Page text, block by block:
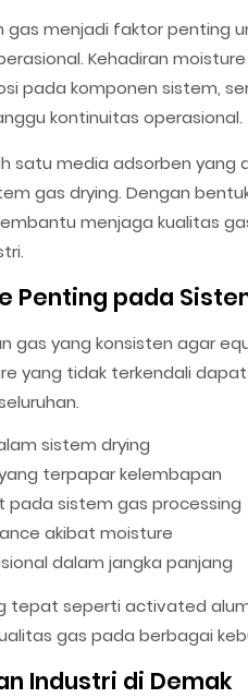
gas menjadi faktor penting
Kehadiran
pada komponen sistem,
kontinuitas operasional.
satu media adsorben yang
gas drying. Dengan
menjaga kualitas
Penting pada
gas yang konsisten agar
yang tidak terkendali
sistem drying
terpapar kelembapan
pada sistem gas processing
akibat moisture
dalam jangka panjang
tepat seperti activated
gas pada berbagai
Industri di Demak